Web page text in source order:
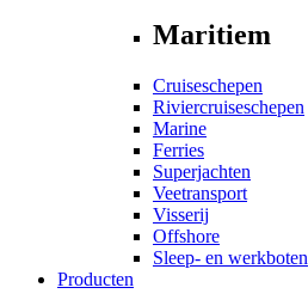
Maritiem
Cruiseschepen
Riviercruiseschepen
Marine
Ferries
Superjachten
Veetransport
Visserij
Offshore
Sleep- en werkboten
Producten